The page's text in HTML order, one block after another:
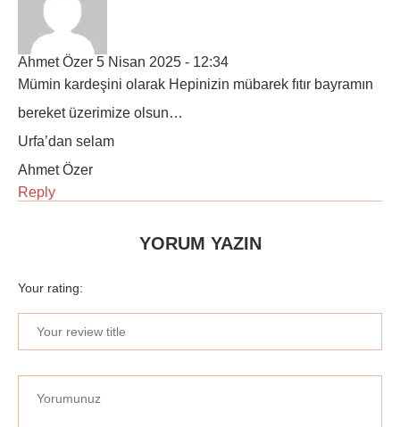
Ahmet Özer 5 Nisan 2025 - 12:34
Mümin kardeşini olarak Hepinizin mübarek fıtır bayramın
bereket üzerimize olsun…
Urfa’dan selam
Ahmet Özer
Reply
YORUM YAZIN
Your rating: